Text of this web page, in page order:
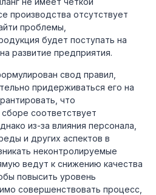
производства отсутствует
проблемы,
будет поступать на
развитие предприятия.
свод правил,
придерживаться его на
что
соответствует
из-за влияния персонала,
и других аспектов в
неконтролируемые
ведут к снижению качества
повысить уровень
совершенствовать процесс,